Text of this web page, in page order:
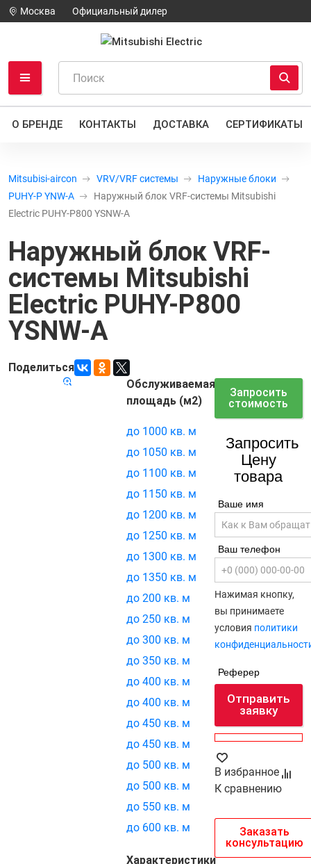
Москва Официальный дилер
О БРЕНДЕ КОНТАКТЫ ДОСТАВКА СЕРТИФИКАТЫ
Mitsubisi-aircon VRV/VRF системы
Наружные блоки
PUHY-P YNW-A
Наружный блок VRF-системы Mitsubishi
Electric PUHY-P800 YSNW-A
Наружный блок VRF-
системы Mitsubishi
Electric PUHY-P800
YSNW-A
Поделиться
Код товара:
Запросить
стоимость
Запросить
Цену
товара
Ваше имя
Ваш телефон
Нажимая кнопку,
вы принимаете
условия политики
Реферер
Отправить
заявку
В избранное
К сравнению
Заказать
консультацию
Обслуживаемая
площадь (м2)
до 1000 кв. м
до 1050 кв. м
до 1100 кв. м
до 1150 кв. м
до 1200 кв. м
до 1250 кв. м
до 1300 кв. м
до 1350 кв. м
до 200 кв. м
до 250 кв. м
до 300 кв. м
до 350 кв. м
до 400 кв. м
до 400 кв. м
до 450 кв. м
до 450 кв. м
до 500 кв. м
до 500 кв. м
до 550 кв. м
до 600 кв. м
Характеристики